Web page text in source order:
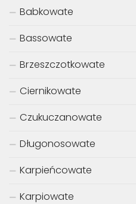
Babkowate
Bassowate
Brzeszczotkowate
Ciernikowate
Czukuczanowate
Długonosowate
Karpieńcowate
Karpiowate